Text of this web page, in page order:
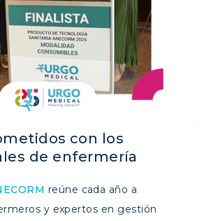
con los
de enfermería
reúne cada año a
y expertos en gestión